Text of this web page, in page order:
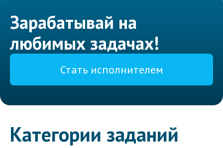
Зарабатывай на
любимых задачах!
Стать исполнителем
Категории заданий